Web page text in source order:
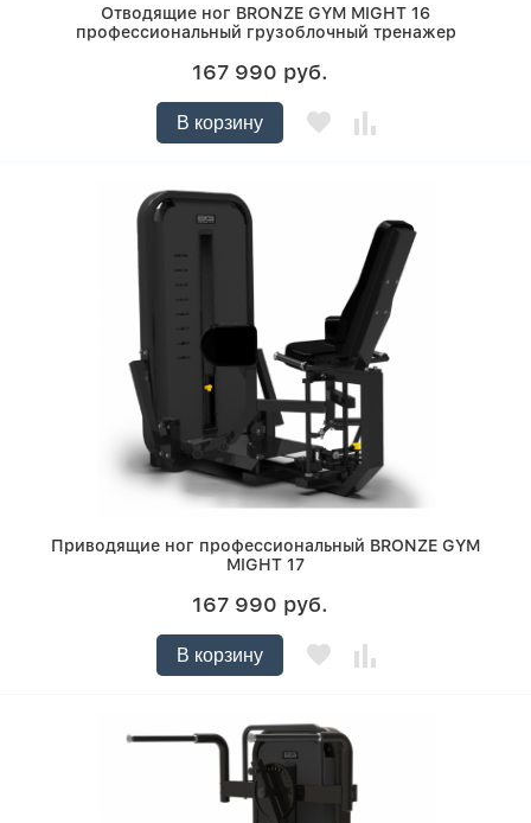
Отводящие ног BRONZE GYM MIGHT 16
профессиональный грузоблочный тренажер
167 990 руб.
В корзину
Приводящие ног профессиональный BRONZE GYM
MIGHT 17
167 990 руб.
В корзину